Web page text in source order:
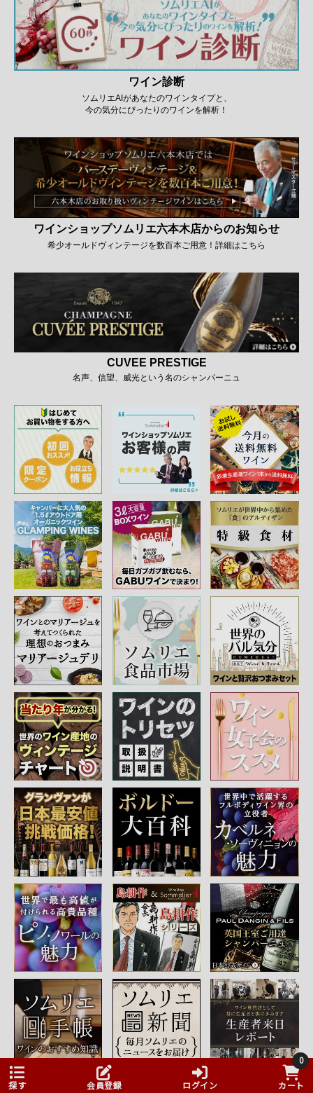
ワイン診断
ソムリエAIがあなたのワインタイプと、
今の気分にぴったりのワインを解析！
ワインショップソムリエ六本木店からのお知らせ
希少オールドヴィンテージを数百本ご用意！詳細はこちら
CUVEE PRESTIGE
名声、信望、威光という名のシャンパーニュ
探す 会員登録 ログイン
0
カート